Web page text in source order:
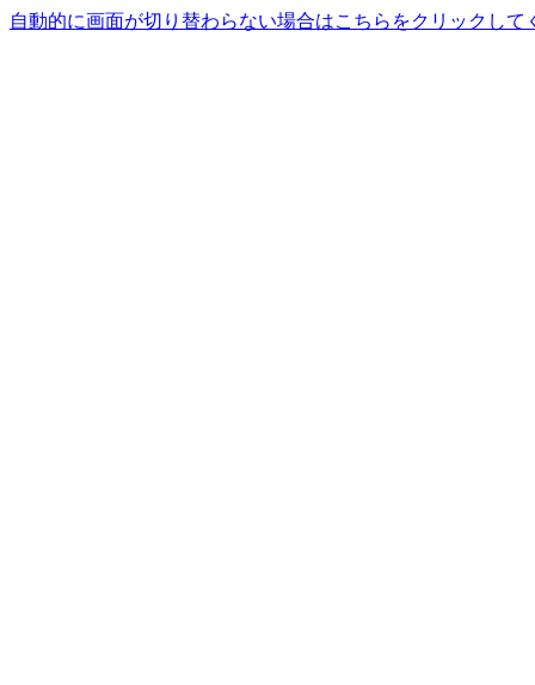
自動的に画面が切り替わらない場合はこちらをクリックして